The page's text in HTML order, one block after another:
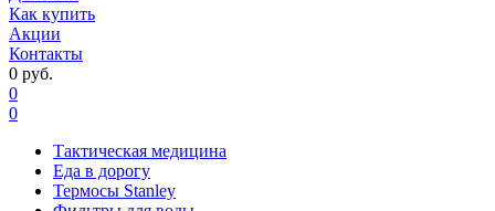
Как купить
Акции
Контакты
0 руб.
0
0
Тактическая медицина
Еда в дорогу
Термосы Stanley